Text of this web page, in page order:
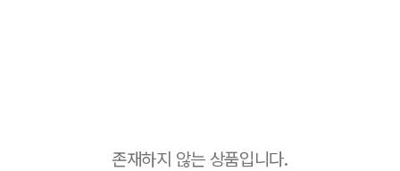
존재하지 않는 상품입니다.